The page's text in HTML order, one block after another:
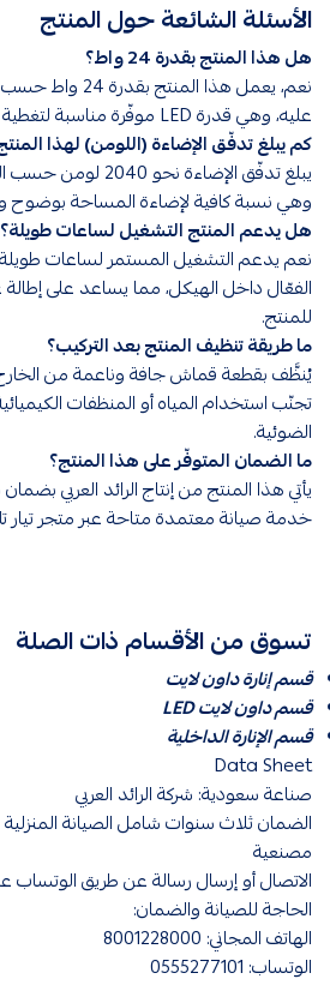
الأسئلة الشائعة حول المنتج
هل هذا المنتج بقدرة 24 واط؟
نعم، يعمل هذا
عليه، وهي قدرة LED موفّرة مناسبة لتغطية المكان.
كم يبلغ تدفّق الإضاءة (اللومن) لهذا
يبلغ تدفّق الإضاءة
وهي نسبة كافية لإضاءة المساحة بوضوح
هل يدعم المنتج التشغيل لساعات طويلة؟
نعم يدعم التشغيل المستمر لساعات
الفعّال داخل الهيكل، مما يساعد على
للمنتج.
ما طريقة تنظيف المنتج بعد التركيب؟
يُنظَّف بقطعة قماش جافة وناعمة من
تجنّب استخدام المياه أو المنظفات
الضوئية.
ما الضمان المتوفّر على هذا المنتج؟
يأتي هذا المنتج من إنتاج الرائد العربي
خدمة صيانة معتمدة متاحة عبر متجر تيار
تسوق من الأقسام ذات الصلة
قسم إنارة داون لايت
قسم داون لايت LED
قسم الإنارة الداخلية
Data Sheet
صناعة سعودية: شركة الرائد العربي
الضمان ثلاث سنوات شامل الصيانة
مصنعية
الاتصال أو إرسال رسالة عن طريق الوتساب
الحاجة للصيانة والضمان:
الهاتف المجاني: 8001228000
الوتساب: 0555277101